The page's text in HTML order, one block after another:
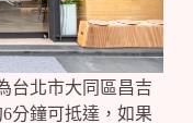
台北市大同區昌吉
分鐘可抵達，如果